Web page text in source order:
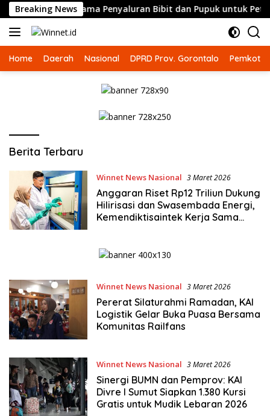
Langsung
ke
konten
Breaking News
Perlakuan Sama Penyaluran Bibit dan Pupuk untuk Petani
Home Daerah Nasional DPRD Prov. Gorontalo Pemkot
Winnet.id
Berita Terbaru
Winnet News Nasional 3 Maret 2026
Anggaran Riset Rp12 Triliun Dukung
Hilirisasi dan Swasembada Energi,
Kemendiktisaintek Kerja Sama
Winnet News Nasional 3 Maret 2026
Pererat Silaturahmi Ramadan, KAI
Logistik Gelar Buka Puasa Bersama
Komunitas Railfans
Winnet News Nasional 3 Maret 2026
Sinergi BUMN dan Pemprov: KAI
Divre I Sumut Siapkan 1.380 Kursi
Gratis untuk Mudik Lebaran 2026